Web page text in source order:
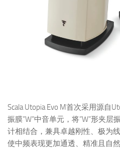
Scala Utopia Evo M首次采用源自
振膜”W”中音单元，将”W”形夹
计相结合，兼具卓越刚性、极为
使中频表现更加通透、精准且自然